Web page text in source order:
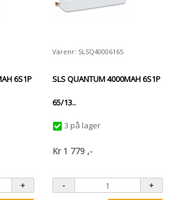
6S1P
Varenr: SLSQ40006165
SLS QUANTUM 4000MAH 6S1P
65/13..
3 på lager
Kr 1 779 ,-